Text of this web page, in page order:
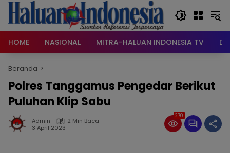
Langsung
konten
HOME
NASIONAL MITRA-HALUAN INDONESIA TV
Beranda
Polres Tanggamus Pengedar Berikut
Puluhan Klip Sabu
Admin
2 Min Baca
3 April 2023
270